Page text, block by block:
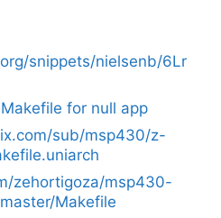
snippets/nielsenb/6Lr
for null app
sub/msp430/z-
zehortigoza/msp430-
Makefile